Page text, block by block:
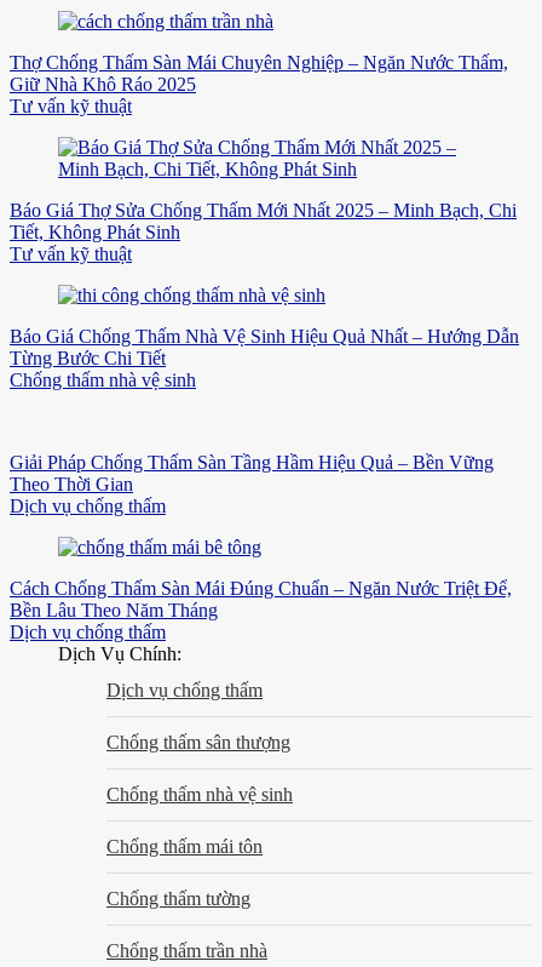
Thợ Chống Thấm Sàn Mái Chuyên Nghiệp – Ngăn Nước Thấm,
Giữ Nhà Khô Ráo 2025
Tư vấn kỹ thuật
Báo Giá Thợ Sửa Chống Thấm Mới Nhất 2025 – Minh Bạch, Chi
Tiết, Không Phát Sinh
Tư vấn kỹ thuật
Báo Giá Chống Thấm Nhà Vệ Sinh Hiệu Quả Nhất – Hướng Dẫn
Từng Bước Chi Tiết
Chống thấm nhà vệ sinh
Giải Pháp Chống Thấm Sàn Tầng Hầm Hiệu Quả – Bền Vững
Theo Thời Gian
Dịch vụ chống thấm
Cách Chống Thấm Sàn Mái Đúng Chuẩn – Ngăn Nước Triệt Để,
Bền Lâu Theo Năm Tháng
Dịch vụ chống thấm
Dịch Vụ Chính:
Dịch vụ chống thấm
Chống thấm sân thượng
Chống thấm nhà vệ sinh
Chống thấm mái tôn
Chống thấm tường
Chống thấm trần nhà